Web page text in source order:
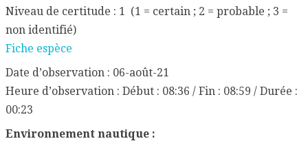
Niveau de certitude : 1 (1 = certain ; 2 = probable ; 3 =
non identifié)
Fiche espèce
Date d’observation : 06-août-21
Heure d’observation : Début : 08:36 / Fin : 08:59 / Durée :
00:23
Environnement nautique :